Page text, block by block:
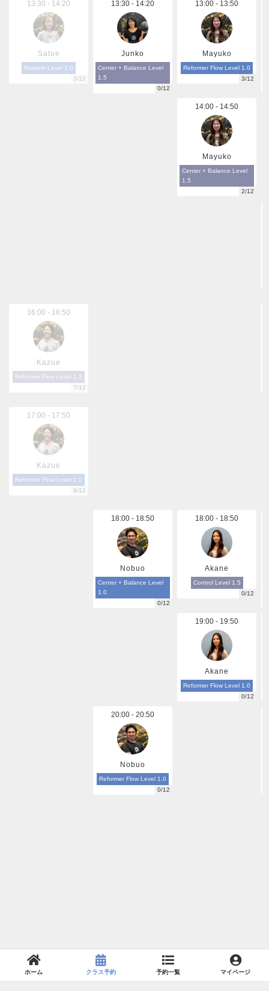
13:30 - 14:20
Satoe
Restore Level 1.0
3/12
13:30 - 14:20
Junko
Center + Balance Level
1.5
0/12
13:00 - 13:50
Mayuko
Reformer Flow Level 1.0
3/12
14:00 - 14:50
Mayuko
Center + Balance Level
1.5
2/12
16:00 - 16:50
Kazue
Reformer Flow Level 1.5
7/12
17:00 - 17:50
Kazue
Reformer Flow Level 1.0
8/12
18:00 - 18:50
Nobuo
Center + Balance Level
1.0
0/12
18:00 - 18:50
Akane
Control Level 1.5
0/12
19:00 - 19:50
Akane
Reformer Flow Level 1.0
0/12
20:00 - 20:50
Nobuo
Reformer Flow Level 1.0
0/12
ホーム クラス予約 予約一覧 マイページ